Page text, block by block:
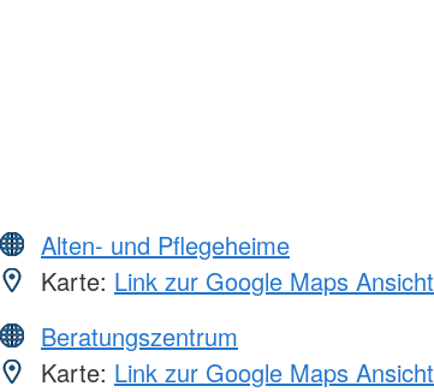
Alten- und Pflegeheime
Karte: Link zur Google Maps Ansicht
Beratungszentrum
Karte: Link zur Google Maps Ansicht